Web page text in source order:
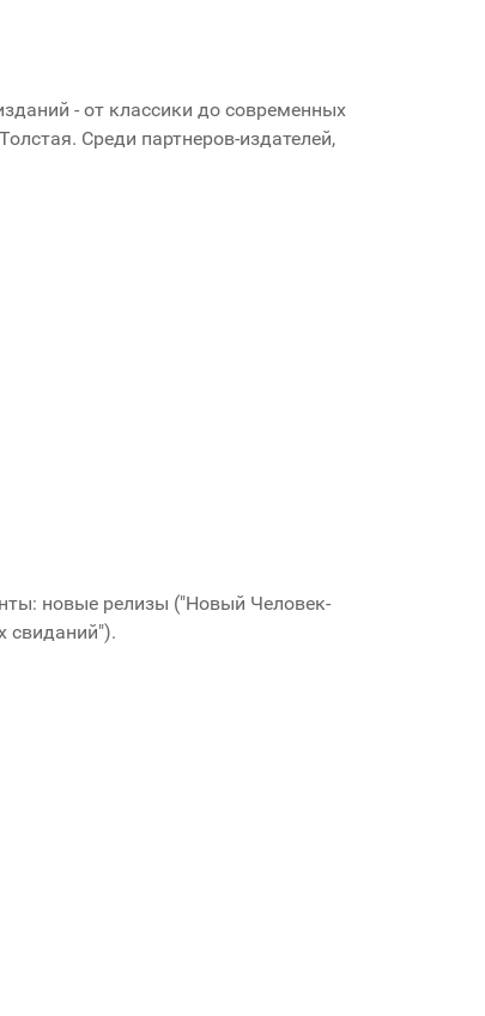
- от классики до современных
Среди партнеров-издателей,
новые релизы ("Новый Человек-
свиданий").